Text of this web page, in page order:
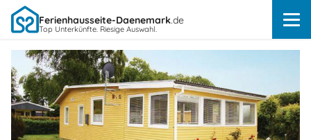
Ferienhausseite-Daenemark.de
Top Unterkünfte. Riesige Auswahl.